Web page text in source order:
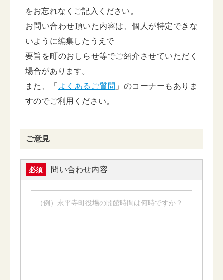
をお忘れなくご記入ください。
お問い合わせ頂いた内容は、個人が特定できな
いように編集したうえで
要旨を町のおしらせ等でご紹介させていただく
場合があります。
また、「 よくあるご質問 」のコーナーもありま
すのでご利用ください。
ご意見
必須 問い合わせ内容